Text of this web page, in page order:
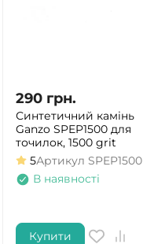
290 грн.
Синтетичний камінь
Ganzo SPEP1500 для
точилок, 1500 grit
5Артикул SPEP1500
В наявності
Купити